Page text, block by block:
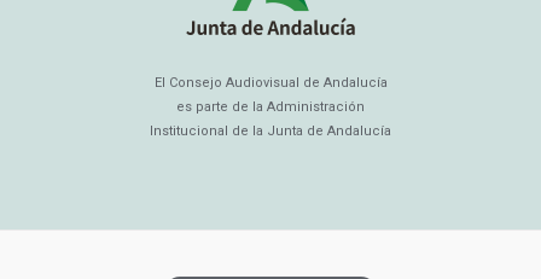
El Consejo Audiovisual de Andalucía
es parte de la Administración
Institucional de la Junta de Andalucía